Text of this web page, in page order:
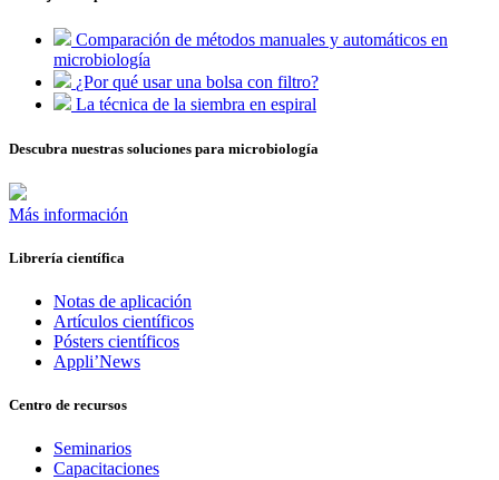
Comparación de métodos manuales y automáticos en
microbiología
¿Por qué usar una bolsa con filtro?
La técnica de la siembra en espiral
Descubra nuestras soluciones para microbiología
Más información
Librería científica
Notas de aplicación
Artículos científicos
Pósters científicos
Appli’News
Centro de recursos
Seminarios
Capacitaciones